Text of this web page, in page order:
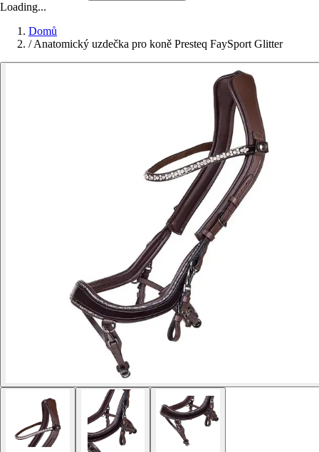
Loading...
Domů
/ Anatomický uzdečka pro koně Presteq FaySport Glitter